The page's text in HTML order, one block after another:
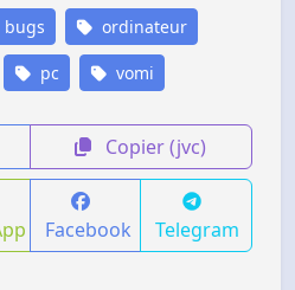
bugs ordinateur
pc vomi
Copier (jvc)
Facebook Telegram